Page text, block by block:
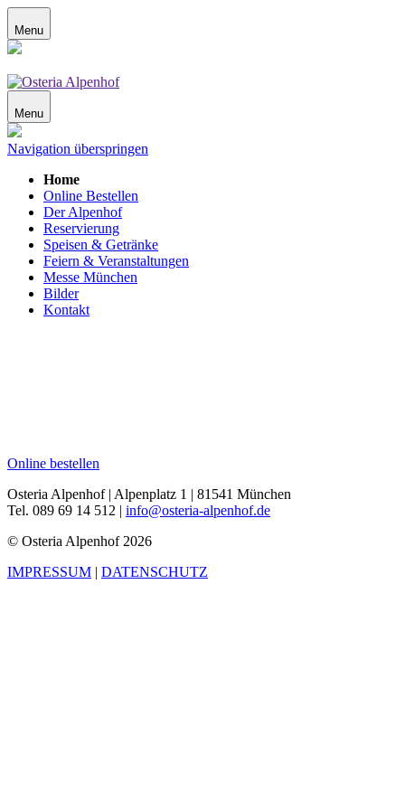
Menu
Menu
Navigation überspringen
Home
Online Bestellen
Der Alpenhof
Reservierung
Speisen & Getränke
Feiern & Veranstaltungen
Messe München
Bilder
Kontakt
Online bestellen
Osteria Alpenhof | Alpenplatz 1 | 81541 München
Tel. 089 69 14 512 | info@osteria-alpenhof.de
© Osteria Alpenhof 2026
IMPRESSUM | DATENSCHUTZ